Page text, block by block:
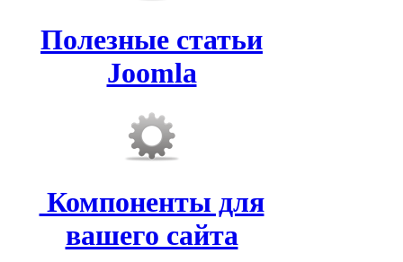
Полезные статьи
Joomla
Компоненты для
вашего сайта